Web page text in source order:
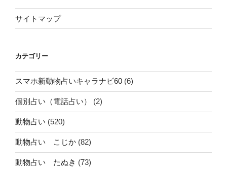
サイトマップ
カテゴリー
スマホ新動物占いキャラナビ60 (6)
個別占い（電話占い） (2)
動物占い (520)
動物占い こじか (82)
動物占い たぬき (73)